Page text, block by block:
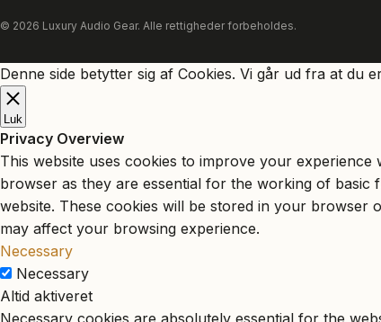
© 2026 Luxury Audio Gear. Alle rettigheder forbeholdes.
Denne side betytter sig af Cookies. Vi går ud fra at du
Luk
Privacy Overview
This website uses cookies to improve your
browser as they are essential for the working of basic
website. These cookies will be stored in your
may affect your browsing experience.
Necessary
Necessary
Altid aktiveret
Necessary cookies are absolutely essential for the